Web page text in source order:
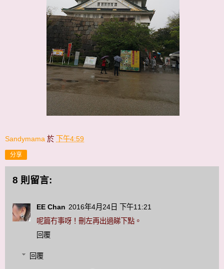
Sandymama 於 下午4:59
分享
8 則留言:
EE Chan 2016年4月24日 下午11:21
呢篇冇事呀！刪左再出過睇下點。
回覆
回覆